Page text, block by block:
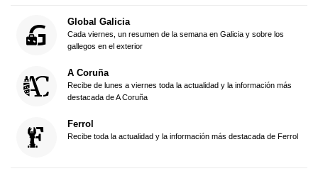
Global Galicia
Cada viernes, un resumen de la semana en Galicia y sobre los
gallegos en el exterior
A Coruña
Recibe de lunes a viernes toda la actualidad y la información más
destacada de A Coruña
Ferrol
Recibe toda la actualidad y la información más destacada de Ferrol